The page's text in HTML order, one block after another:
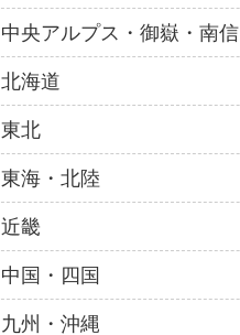
中央アルプス・御嶽・南信
北海道
東北
東海・北陸
近畿
中国・四国
九州・沖縄